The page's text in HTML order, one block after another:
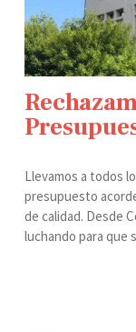
Llevamos a todos
presupuesto
de calidad. Desde
luchando para que